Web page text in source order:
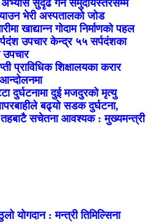
सुदृढ गर्न समुदायस्तरसम्म
भेरी अस्पतालको जोड
खाद्यान्न गोदाम निर्माणको पहल
उपचार केन्द्र ५५ सर्पदंशका
उपचार
प्राविधिक शिक्षालयका करार
आन्दोलनमा
दुर्घटनामा दुई मजदुरको मृत्यु
बढ्यो सडक दुर्घटना,
तहबाटै सचेतना आवश्यक : मुख्यमन्त्री
योगदान : मन्त्री तिमिल्सिना